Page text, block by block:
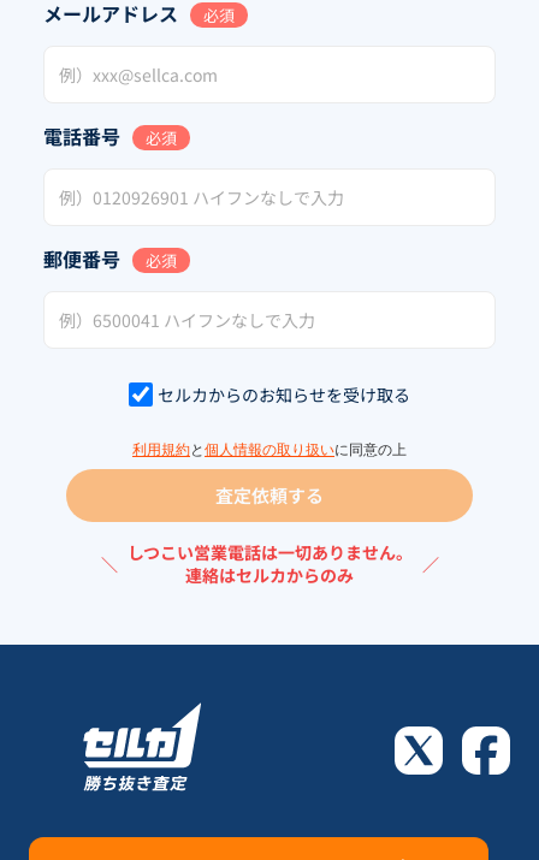
メールアドレス 必須
電話番号 必須
郵便番号 必須
セルカからのお知らせを受け取る
利用規約と 個人情報の取り扱いに同意の上
査定依頼する
＼ しつこい営業電話は一切ありません。
連絡はセルカからのみ
／